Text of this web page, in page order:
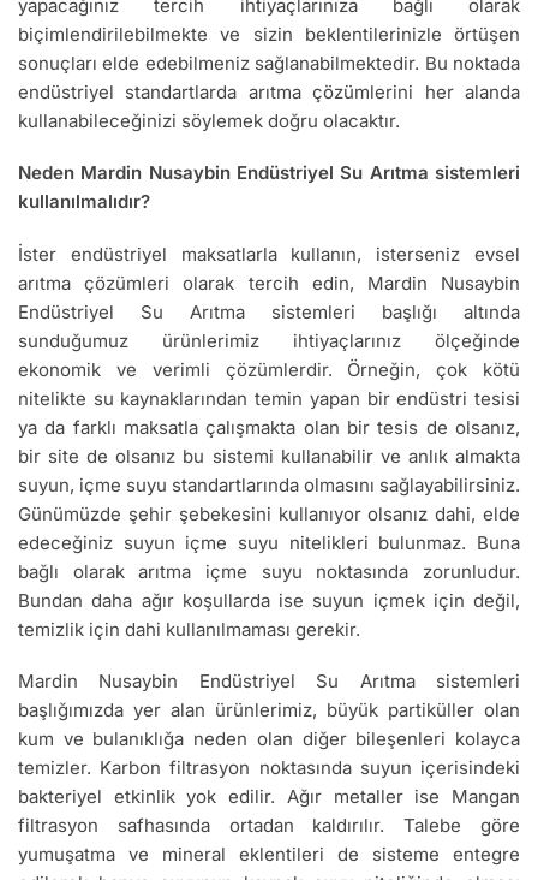
yapacağınız tercih ihtiyaçlarınıza bağlı olarak
biçimlendirilebilmekte ve sizin beklentilerinizle örtüşen
sonuçları elde edebilmeniz sağlanabilmektedir. Bu noktada
endüstriyel standartlarda arıtma çözümlerini her alanda
kullanabileceğinizi söylemek doğru olacaktır.
Neden Mardin Nusaybin Endüstriyel Su Arıtma sistemleri
kullanılmalıdır?
İster endüstriyel maksatlarla kullanın, isterseniz evsel
arıtma çözümleri olarak tercih edin, Mardin Nusaybin
Endüstriyel Su Arıtma sistemleri başlığı altında
sunduğumuz ürünlerimiz ihtiyaçlarınız ölçeğinde
ekonomik ve verimli çözümlerdir. Örneğin, çok kötü
nitelikte su kaynaklarından temin yapan bir endüstri tesisi
ya da farklı maksatla çalışmakta olan bir tesis de olsanız,
bir site de olsanız bu sistemi kullanabilir ve anlık almakta
suyun, içme suyu standartlarında olmasını sağlayabilirsiniz.
Günümüzde şehir şebekesini kullanıyor olsanız dahi, elde
edeceğiniz suyun içme suyu nitelikleri bulunmaz. Buna
bağlı olarak arıtma içme suyu noktasında zorunludur.
Bundan daha ağır koşullarda ise suyun içmek için değil,
temizlik için dahi kullanılmaması gerekir.
Mardin Nusaybin Endüstriyel Su Arıtma sistemleri
başlığımızda yer alan ürünlerimiz, büyük partiküller olan
kum ve bulanıklığa neden olan diğer bileşenleri kolayca
temizler. Karbon filtrasyon noktasında suyun içerisindeki
bakteriyel etkinlik yok edilir. Ağır metaller ise Mangan
filtrasyon safhasında ortadan kaldırılır. Talebe göre
yumuşatma ve mineral eklentileri de sisteme entegre